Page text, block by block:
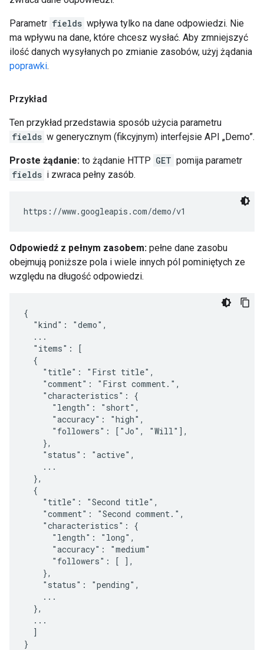
Parametr fields wpływa tylko na dane odpowiedzi. Nie
ma wpływu na dane, które chcesz wysłać. Aby zmniejszyć
ilość danych wysyłanych po zmianie zasobów, użyj żądania
poprawki.
Przykład
Ten przykład przedstawia sposób użycia parametru
fields w generycznym (fikcyjnym) interfejsie API „Demo”.
Proste żądanie: to żądanie HTTP GET pomija parametr
fields i zwraca pełny zasób.
Odpowiedź z pełnym zasobem: pełne dane zasobu
obejmują poniższe pola i wiele innych pól pominiętych ze
względu na długość odpowiedzi.
{
  "kind": "demo",
  ...
  "items": [
  {
    "title": "First title",
    "comment": "First comment.",
    "characteristics": {
      "length": "short",
      "accuracy": "high",
      "followers": ["Jo", "Will"],
    },
    "status": "active",
    ...
  },
  {
    "title": "Second title",
    "comment": "Second comment.",
    "characteristics": {
      "length": "long",
      "accuracy": "medium"
      "followers": [ ],
    },
    "status": "pending",
    ...
  },
  ...
  ]
}